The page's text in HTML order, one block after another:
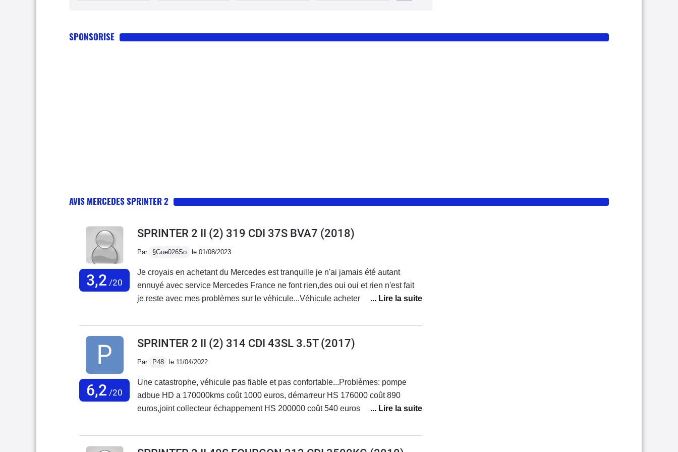
SPONSORISE
AVIS MERCEDES SPRINTER 2
3,2 /20
SPRINTER 2 II (2) 319 CDI 37S BVA7 (2018)
Par §Gue026So le 01/08/2023
Je croyais en achetant du Mercedes est tranquille je n'ai jamais été autant
ennuyé avec service Mercedes France ne font rien,des oui oui et rien n'est fait
je reste avec mes problèmes sur le véhicule...Véhicule acheter neuf de 3 mois
gauche se ferme mal, code et phare ne marche plus, capot moteur mal fixé
obligé de changer le charnière, direction assistée très dur inconduisible,
consommation 17 litres au 100 km en conduisant très doux.Véhicule ne justifie
pas son prix excessif.,J'ai eu de nombreux véhicules et de marque différentes
qui était fiable et une assistance qui vous tenez au courant.Très déçu je veux
m'en débarrasser au plus vite. Car Mercedes ne résout pas les problèmes de
ces véhicules.J'ai rencontré d'autres utilisateurs très mécontent de Mercedes il
6,2 /20
SPRINTER 2 II (2) 314 CDI 43SL 3.5T(2017)
Par P48 le 11/04/2022
Une catastrophe, véhicule pas fiable et pas confortable...Problèmes: pompe
adbue HD a 170000kms coût 1000 euros, démarreur HS 176000 coût 890
euros,joint collecteur échappement HS 200000 coût 540 euros.Actuellement
de rouille le véhicule a 278000 kms et cela devient préoccupant.